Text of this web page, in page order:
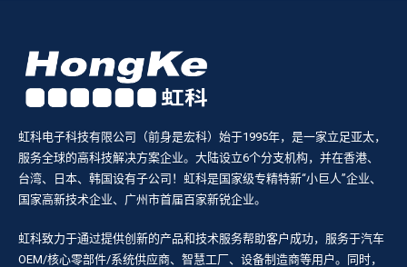
虹科电子科技有限公司（前身是宏科）始于1995年，是一家立足亚太，
服务全球的高科技解决方案企业。大陆设立6个分支机构，并在香港、
台湾、日本、韩国设有子公司！虹科是国家级专精特新“小巨人”企业、
国家高新技术企业、广州市首届百家新锐企业。
虹科致力于通过提供创新的产品和技术服务帮助客户成功，服务于汽车
OEM/核心零部件/系统供应商、智慧工厂、设备制造商等用户。同时，